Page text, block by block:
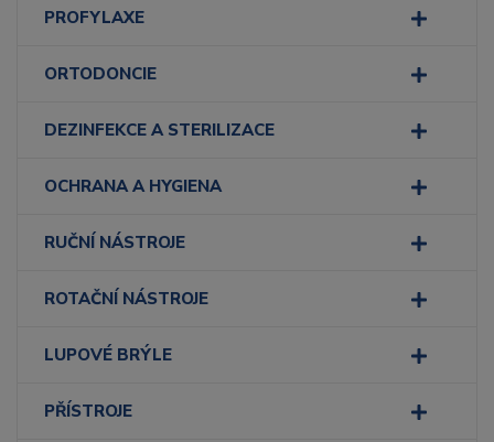
PROFYLAXE
ORTODONCIE
DEZINFEKCE A STERILIZACE
OCHRANA A HYGIENA
RUČNÍ NÁSTROJE
ROTAČNÍ NÁSTROJE
LUPOVÉ BRÝLE
PŘÍSTROJE